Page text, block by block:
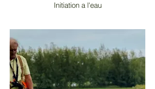
Initiation a l'eau